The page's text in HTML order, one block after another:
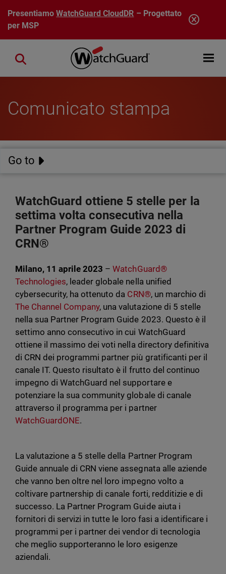
Salta al contenuto principale
PresentiamoWatchGuard CloudDR – Progettato
per MSP
Open
Close search
Comunicato stampa
Go to
WatchGuard ottiene 5 stelle per la
settima volta consecutiva nella
Partner Program Guide 2023 di
CRN®
Milano, 11 aprile 2023 –WatchGuard®
Technologies, leader globale nella unified
cybersecurity, ha ottenuto da CRN®, un marchio di
The Channel Company, una valutazione di 5 stelle
nella sua Partner Program Guide 2023. Questo è il
settimo anno consecutivo in cui WatchGuard
ottiene il massimo dei voti nella directory definitiva
di CRN dei programmi partner più gratificanti per il
canale IT. Questo risultato è il frutto del continuo
impegno di WatchGuard nel supportare e
potenziare la sua community globale di canale
attraverso il programma per i partner
WatchGuardONE.
La valutazione a 5 stelle della Partner Program
Guide annuale di CRN viene assegnata alle aziende
che vanno ben oltre nel loro impegno volto a
coltivare partnership di canale forti, redditizie e di
successo. La Partner Program Guide aiuta i
fornitori di servizi in tutte le loro fasi a identificare i
programmi per i partner dei vendor di tecnologia
che meglio supporteranno le loro esigenze
aziendali.